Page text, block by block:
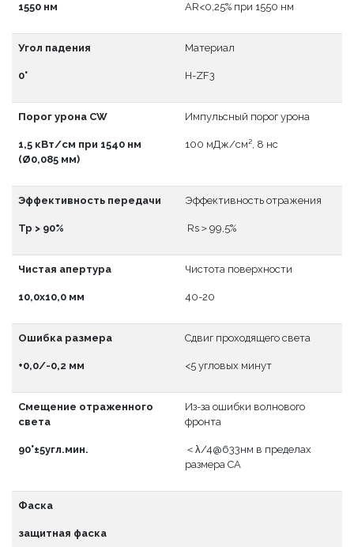
1550 нм АR<0,25% при 1550 нм
Угол падения
0°
Материал
H-ZF3
Порог урона CW
1,5 кВт/см при 1540 нм
(Ø0,085 мм)
Импульсный порог урона
100 мДж/см², 8 нс
Эффективность передачи
Тр > 90%
Эффективность отражения
Rs＞99,5%
Чистая апертура
10,0x10,0 мм
Чистота поверхности
40-20
Ошибка размера
+0,0/-0,2 мм
Сдвиг проходящего света
<5 угловых минут
Смещение отраженного
света
90°±5угл.мин.
Из-за ошибки волнового
фронта
＜λ/4@633нм в пределах
размера CA
Фаска
защитная фаска